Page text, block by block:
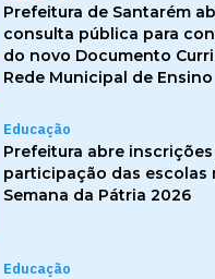
Prefeitura de Santarém
consulta pública para
do novo Documento
Rede Municipal de Ensino
Educação
Prefeitura abre inscrições
participação das escolas
Semana da Pátria 2026
Educação